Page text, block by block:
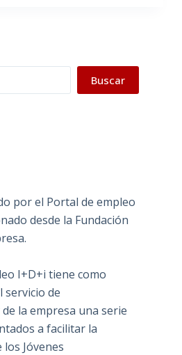
Buscar
por el Portal de empleo
desde la Fundación
I+D+i tiene como
de
la empresa una serie
a facilitar la
Jóvenes